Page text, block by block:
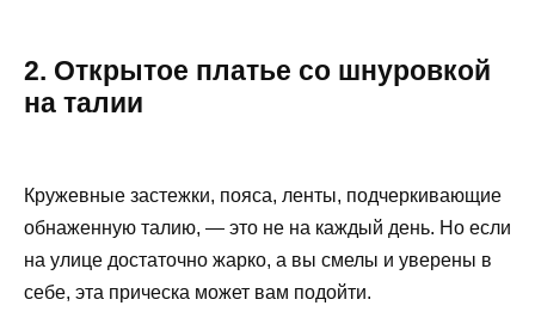
2. Открытое платье со шнуровкой
на талии
Кружевные застежки, пояса, ленты, подчеркивающие
обнаженную талию, — это не на каждый день. Но если
на улице достаточно жарко, а вы смелы и уверены в
себе, эта прическа может вам подойти.